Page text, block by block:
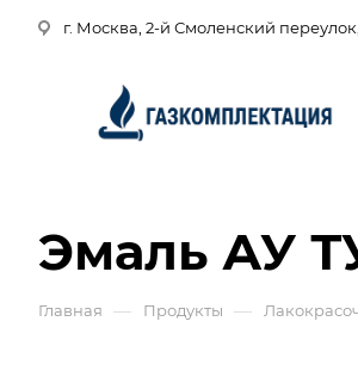
г. Москва, 2-й Смоленский
Эмаль АУ
Главная — Продукты —